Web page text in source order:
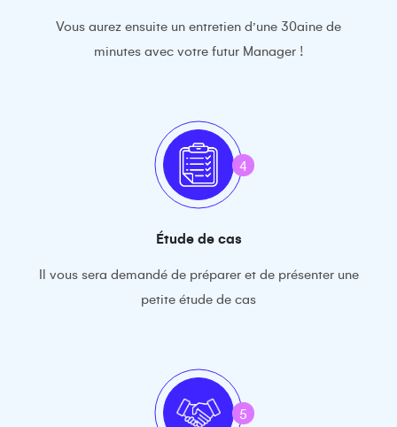
Vous aurez ensuite un entretien d’une 30aine de
minutes avec votre futur Manager !
4
Étude de cas
Il vous sera demandé de préparer et de présenter une
petite étude de cas
5